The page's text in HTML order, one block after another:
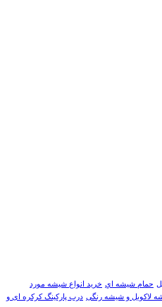
حمام شيشه اي خرید انواع شیشه مورد
لاکوبل و شیشه رنگی درب پارکینگ کرکره ای و